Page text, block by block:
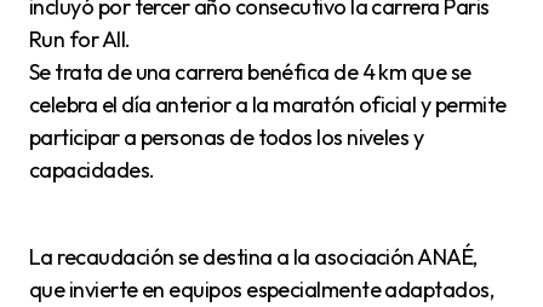
incluyó por tercer año consecutivo la carrera Paris
Run for All.
Se trata de una carrera benéfica de 4 km que se
celebra el día anterior a la maratón oficial y permite
participar a personas de todos los niveles y
capacidades.
La recaudación se destina a la asociación ANAÉ,
que invierte en equipos especialmente adaptados,